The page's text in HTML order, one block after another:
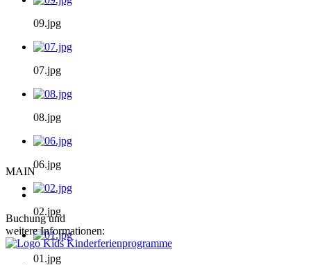
09.jpg
07.jpg
08.jpg
06.jpg
02.jpg
01.jpg
MAIN
Buchung und
weitere Informationen: